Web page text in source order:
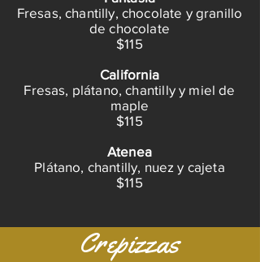
Fresas, chantilly, chocolate y granillo
de chocolate
$115
California
Fresas, plátano, chantilly y miel de
maple
$115
Atenea
Plátano, chantilly, nuez y cajeta
$115
Crepizzas